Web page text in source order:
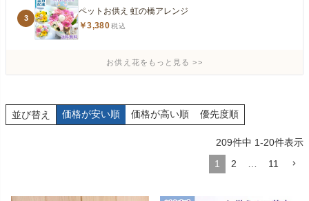
3
ペットお供え 虹の橋アレンジ
￥3,380税込
お供え花をもっと見る
並び替え 価格が安い順 価格が高い順 優先度順
209件中 1-20件表示
1
2 11